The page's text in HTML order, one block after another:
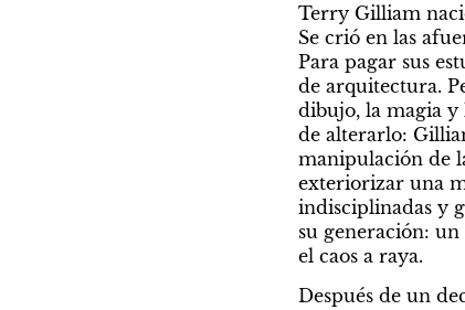
Terry Gilliam
Se crió en las
Para pagar sus
de arquitectura.
dibujo, la magia
de alterarlo:
manipulación de
exteriorizar una
indisciplinadas y
su generación:
el caos a raya.
Después de un